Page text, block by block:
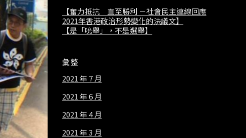
【奮力抵抗 直至勝利 －社會民主連線回應
2021年香港政治形勢變化的決議文】
【是「吮舉」，不是選舉】
彙整
2021 年 7 月
2021 年 6 月
2021 年 4 月
2021 年 3 月